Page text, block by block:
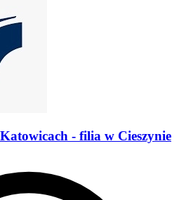
- filia w Cieszynie